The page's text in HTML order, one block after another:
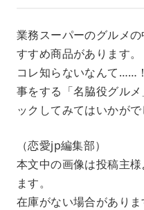
業務スーパーのグルメ
すすめ商品があります。
コレ知らないなんて……
事をする「名脇役グル
ックしてみてはいかがで
（恋愛jp編集部）
本文中の画像は投稿主
ます。
在庫がない場合があり